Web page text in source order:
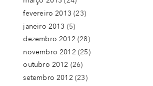
fevereiro 2013 (23)
janeiro 2013 (5)
dezembro 2012 (28)
novembro 2012 (25)
outubro 2012 (26)
setembro 2012 (23)